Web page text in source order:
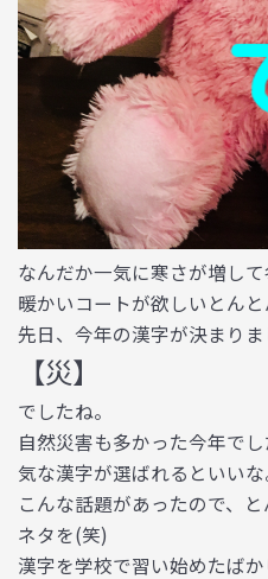
なんだか一気に寒さが増し
暖かいコートが欲しいとん
先日、今年の漢字が決まりま
【災】
でしたね。
自然災害も多かった今年で
気な漢字が選ばれるといいな
こんな話題があったので、
ネタを(笑)
漢字を学校で習い始めたばか